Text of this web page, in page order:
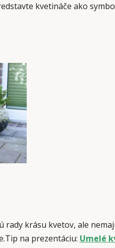
kvetináče ako
krásu kvetov, ale
na prezentáciu: Umelé